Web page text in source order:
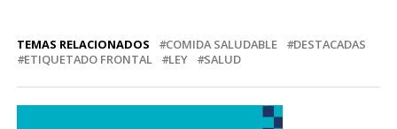
TEMAS RELACIONADOS COMIDA SALUDABLE
DESTACADAS
ETIQUETADO FRONTAL
LEY SALUD